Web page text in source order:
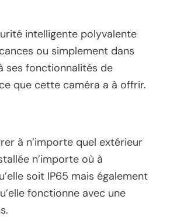
intelligente polyvalente
ou simplement dans
ses fonctionnalités de
que cette caméra a à offrir.
à n’importe quel extérieur
n’importe où à
soit IP65 mais également
fonctionne avec une